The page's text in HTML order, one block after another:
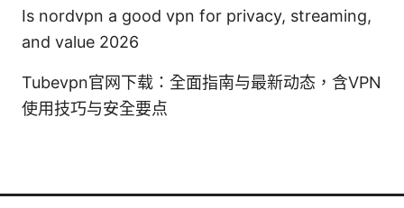
Is nordvpn a good vpn for privacy, streaming,
and value 2026
Tubevpn官网下载：全面指南与最新动态，含VPN
使用技巧与安全要点